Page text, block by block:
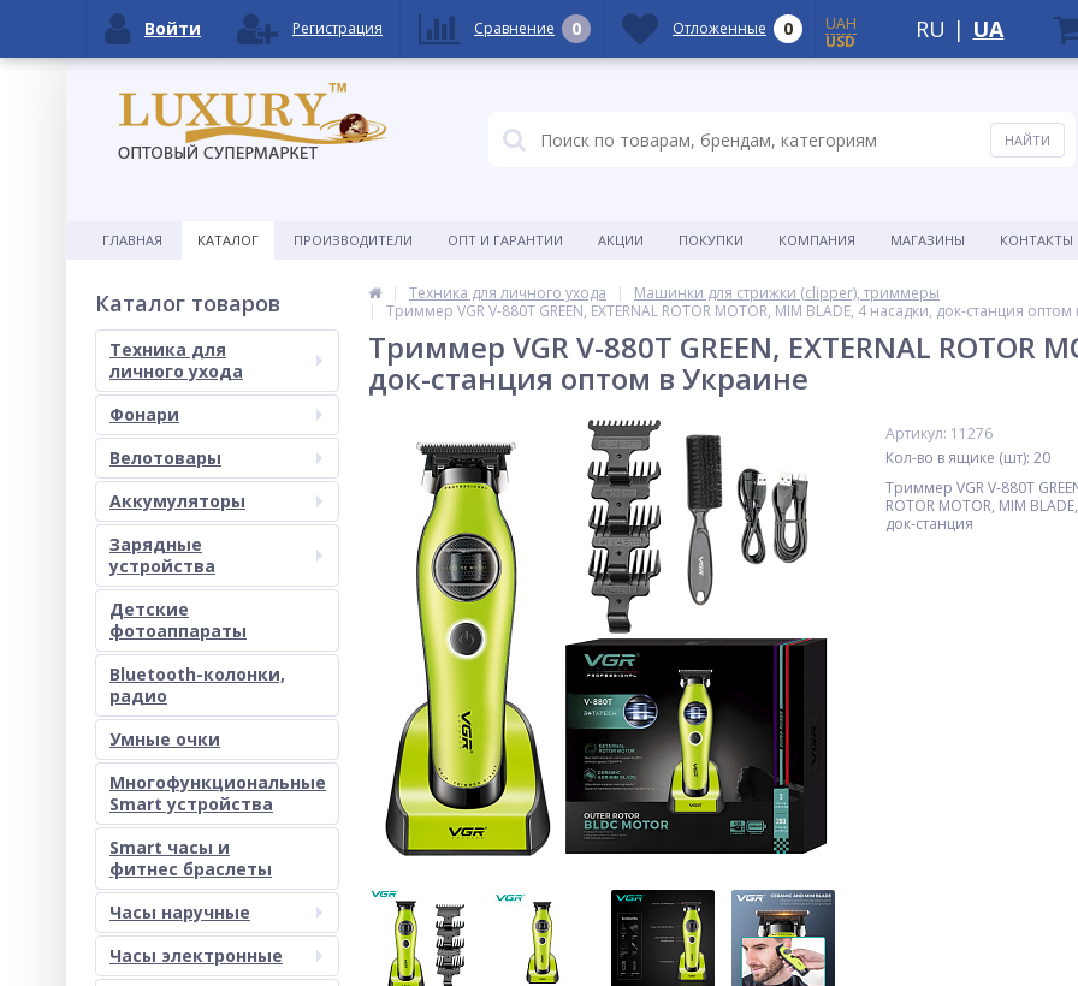
ГЛАВНАЯ КАТАЛОГ ПРОИЗВОДИТЕЛИ ОПТ И ГАРАНТИИ АКЦИИ ПОКУПКИ КОМПАНИЯ МАГАЗИНЫ КОНТАКТЫ
Каталог товаров
Техника для
личного ухода
Фонари
Велотовары
Аккумуляторы
Зарядные
устройства
Детские
фотоаппараты
Bluetooth-колонки,
радио
Умные очки
Многофункциональные
Smart устройства
Smart часы и
фитнес браслеты
Часы наручные
Часы электронные
Техника для личного ухода
Машинки для стрижки (clipper), триммеры
Триммер VGR V-880T GREEN, EXTERNAL ROTOR MOTOR, MIM BLADE, 4 насадки, док-станция
Триммер VGR V-880T GREEN, EXTERNAL ROTOR
док-станция оптом в Украине
Артикул: 11276
Кол-во в ящике (шт): 20
Триммер VGR V-880T
ROTOR MOTOR, MIM
док-станция
Войти Регистрация Сравнение 0 Отложенные 0
UAH
USD
RU | UA